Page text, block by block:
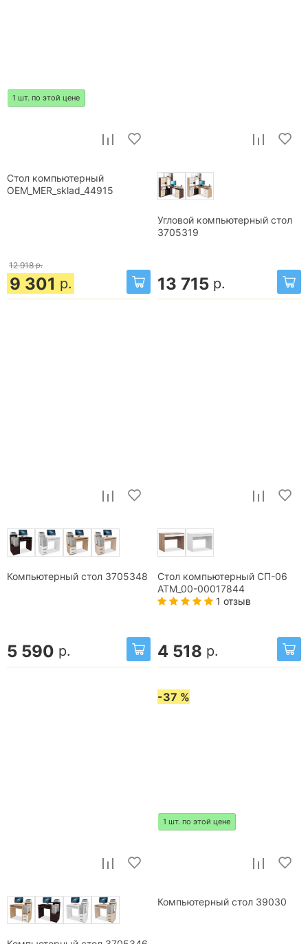
1 шт. по этой цене
Стол компьютерный
OEM_MER_sklad_44915
12 918 р.
9 301 р.
Угловой компьютерный стол
3705319
13 715 р.
Компьютерный стол 3705348
5 590 р.
Стол компьютерный СП-06
ATM_00-00017844
1 отзыв
4 518 р.
-37 %
1 шт. по этой цене
Компьютерный стол 39030